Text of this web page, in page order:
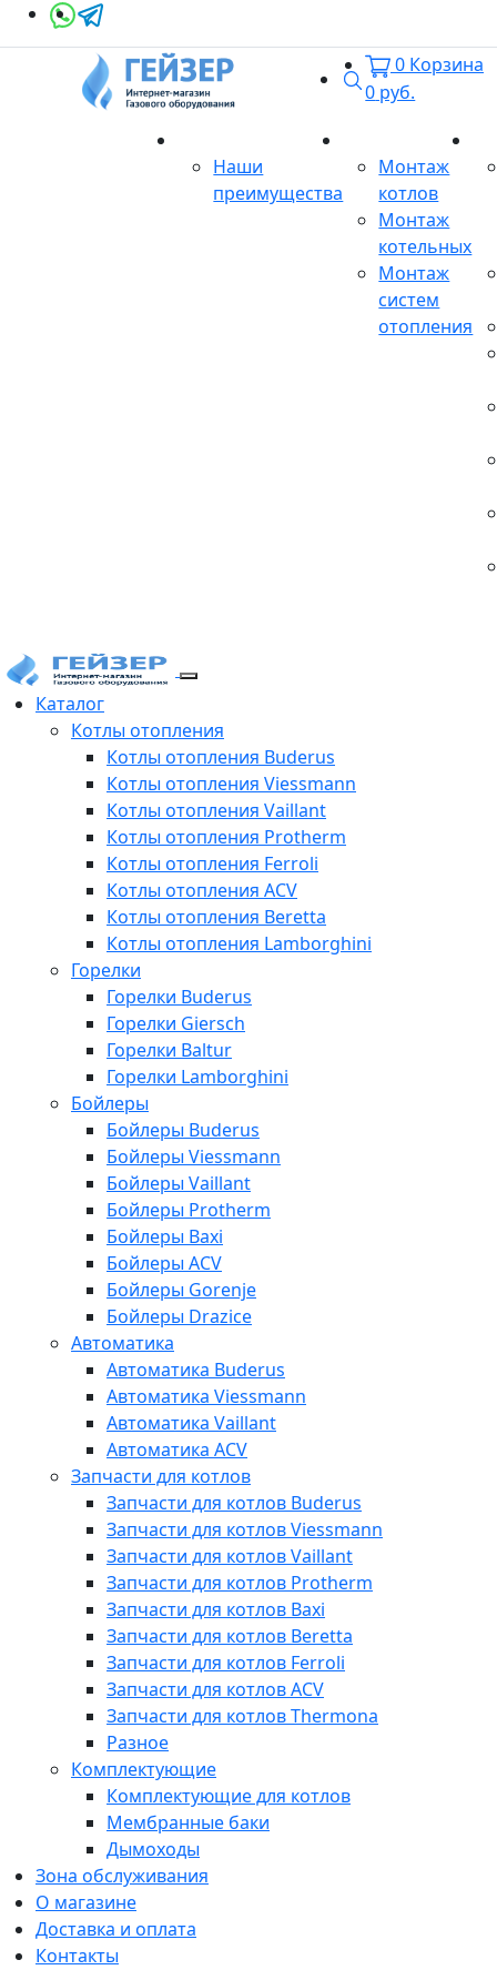
Поиск
0 Корзина
0 руб.
Наши
преимущества
Монтаж
котлов
Монтаж
котельных
Монтаж
систем
отопления
Каталог
Котлы отопления
Котлы отопления Buderus
Котлы отопления Viessmann
Котлы отопления Vaillant
Котлы отопления Protherm
Котлы отопления Ferroli
Котлы отопления ACV
Котлы отопления Beretta
Котлы отопления Lamborghini
Горелки
Горелки Buderus
Горелки Giersch
Горелки Baltur
Горелки Lamborghini
Бойлеры
Бойлеры Buderus
Бойлеры Viessmann
Бойлеры Vaillant
Бойлеры Protherm
Бойлеры Baxi
Бойлеры ACV
Бойлеры Gorenje
Бойлеры Drazice
Автоматика
Автоматика Buderus
Автоматика Viessmann
Автоматика Vaillant
Автоматика ACV
Запчасти для котлов
Запчасти для котлов Buderus
Запчасти для котлов Viessmann
Запчасти для котлов Vaillant
Запчасти для котлов Protherm
Запчасти для котлов Baxi
Запчасти для котлов Beretta
Запчасти для котлов Ferroli
Запчасти для котлов ACV
Запчасти для котлов Thermona
Разное
Комплектующие
Комплектующие для котлов
Мембранные баки
Дымоходы
Зона обслуживания
О магазине
Доставка и оплата
Контакты